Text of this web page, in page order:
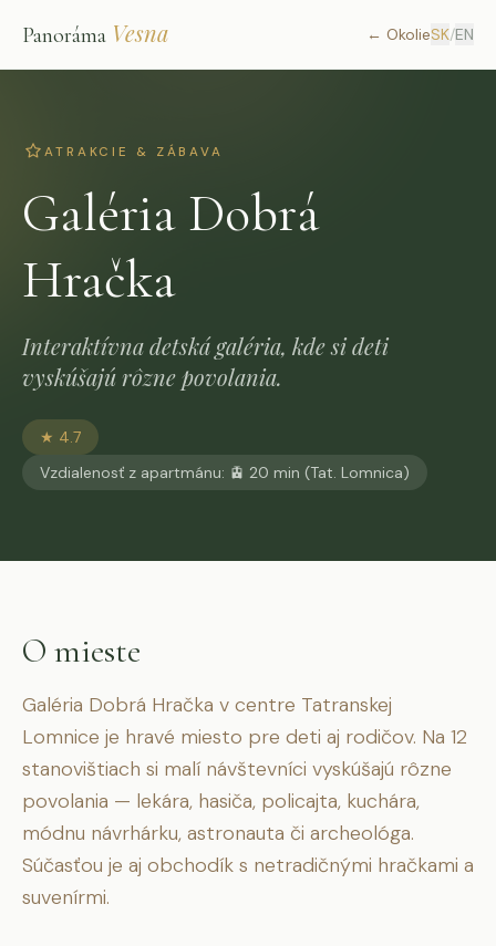
Panoráma Vesna ← OkolieSK/EN
ATRAKCIE & ZÁBAVA
Galéria Dobrá
Hračka
Interaktívna detská galéria, kde si deti
vyskúšajú rôzne povolania.
★ 4.7
Vzdialenosť z apartmánu: 🚊 20 min (Tat. Lomnica)
O mieste
Galéria Dobrá Hračka v centre Tatranskej
Lomnice je hravé miesto pre deti aj rodičov. Na 12
stanovištiach si malí návštevníci vyskúšajú rôzne
povolania — lekára, hasiča, policajta, kuchára,
módnu návrhárku, astronauta či archeológa.
Súčasťou je aj obchodík s netradičnými hračkami a
suvenírmi.